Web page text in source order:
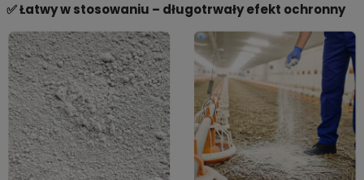
✅ Łatwy w stosowaniu – długotrwały efekt ochronny